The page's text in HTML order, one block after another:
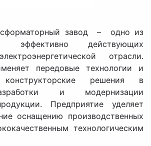
завод – одно из
эффективно действующих
отрасли.
передовые технологии и
конструкторские решения в
и модернизации
Предприятие уделяет
оснащению производственных
технологическим